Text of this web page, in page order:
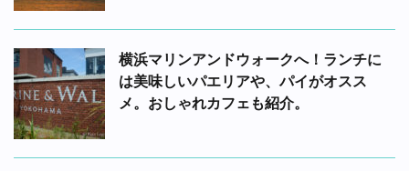
横浜マリンアンドウォークへ！ランチに
は美味しいパエリアや、パイがオスス
メ。おしゃれカフェも紹介。